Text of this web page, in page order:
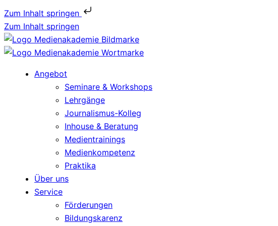
Zum Inhalt springen
Zum Inhalt springen
Angebot
Seminare & Workshops
Lehrgänge
Journalismus-Kolleg
Inhouse & Beratung
Medientrainings
Medienkompetenz
Praktika
Über uns
Service
Förderungen
Bildungskarenz